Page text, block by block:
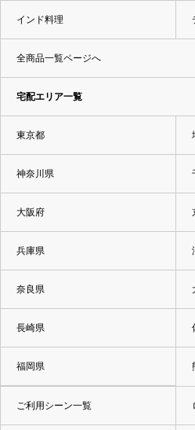
インド料理
全商品一覧ページへ
宅配エリア一覧
東京都
神奈川県
大阪府
兵庫県
奈良県
長崎県
福岡県
ご利用シーン一覧